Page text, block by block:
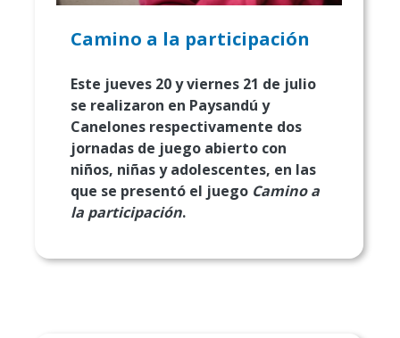
Camino a la participación
Este jueves 20 y viernes 21 de julio
se realizaron en Paysandú y
Canelones respectivamente dos
jornadas de juego abierto con
niños, niñas y adolescentes, en las
que se presentó el juego Camino a
la participación.